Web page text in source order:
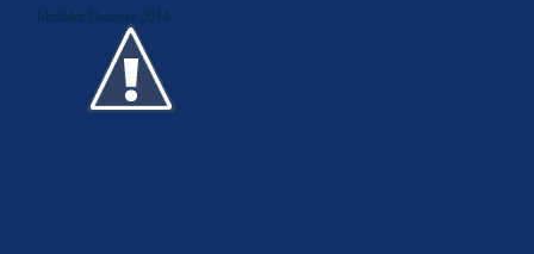
Midiakit Danosse 2014